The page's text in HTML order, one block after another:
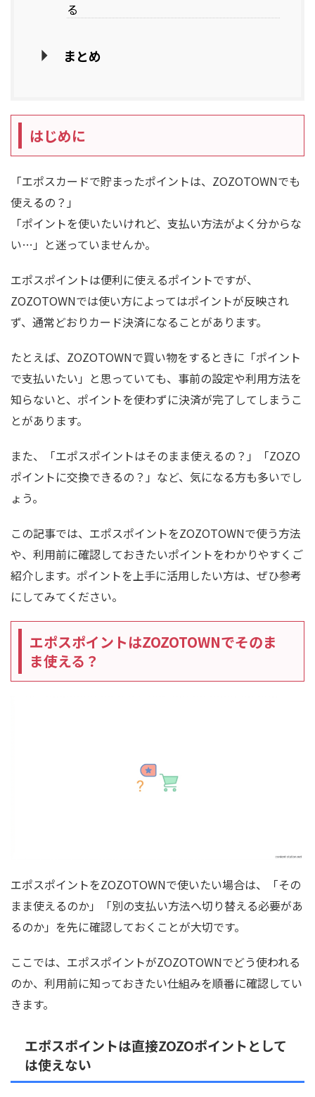
る
まとめ
はじめに
「エポスカードで貯まったポイントは、ZOZOTOWNでも
使えるの？」
「ポイントを使いたいけれど、支払い方法がよく分からな
い…」と迷っていませんか。
エポスポイントは便利に使えるポイントですが、
ZOZOTOWNでは使い方によってはポイントが反映され
ず、通常どおりカード決済になることがあります。
たとえば、ZOZOTOWNで買い物をするときに「ポイント
で支払いたい」と思っていても、事前の設定や利用方法を
知らないと、ポイントを使わずに決済が完了してしまうこ
とがあります。
また、「エポスポイントはそのまま使えるの？」「ZOZO
ポイントに交換できるの？」など、気になる方も多いでし
ょう。
この記事では、エポスポイントをZOZOTOWNで使う方法
や、利用前に確認しておきたいポイントをわかりやすくご
紹介します。ポイントを上手に活用したい方は、ぜひ参考
にしてみてください。
エポスポイントはZOZOTOWNでそのま
ま使える？
エポスポイントをZOZOTOWNで使いたい場合は、「その
まま使えるのか」「別の支払い方法へ切り替える必要があ
るのか」を先に確認しておくことが大切です。
ここでは、エポスポイントがZOZOTOWNでどう使われる
のか、利用前に知っておきたい仕組みを順番に確認してい
きます。
エポスポイントは直接ZOZOポイントとして
は使えない